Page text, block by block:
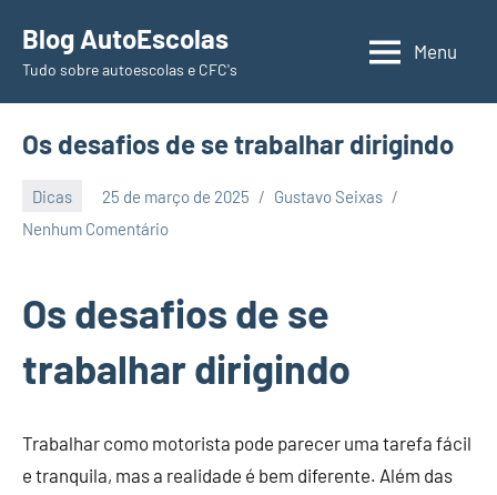
para
conteúdo
Blog AutoEscolas
Tudo sobre autoescolas e CFC's
Menu
Os desafios de se trabalhar dirigindo
Dicas 25 de março de 2025
Gustavo Seixas
Nenhum Comentário
Os desafios de se
trabalhar dirigindo
Trabalhar como motorista pode parecer uma tarefa fácil
e tranquila, mas a realidade é bem diferente. Além das